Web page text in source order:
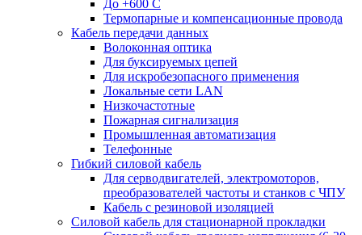
До +600 С
Термопарные и компенсационные провода
Кабель передачи данных
Волоконная оптика
Для буксируемых цепей
Для искробезопасного применения
Локальные сети LAN
Низкочастотные
Пожарная сигнализация
Промышленная автоматизация
Телефонные
Гибкий силовой кабель
Для серводвигателей, электромоторов,
преобразователей частоты и станков с ЧПУ
Кабель с резиновой изоляцией
Силовой кабель для стационарной прокладки